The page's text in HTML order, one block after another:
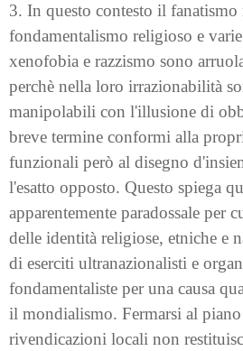
3. In questo contesto il
fondamentalismo religioso e
xenofobia e razzismo sono
perchè nella loro irrazionabilità
manipolabili con l'illusione di
breve termine conformi alla
funzionali però al disegno
l'esatto opposto. Questo spiega
apparentemente paradossale per
delle identità religiose, etniche e
di eserciti ultranazionalisti e
fondamentaliste per una causa
il mondialismo. Fermarsi al
rivendicazioni locali non